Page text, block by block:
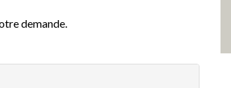
demande.